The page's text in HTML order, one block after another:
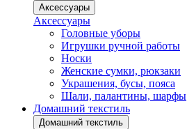
Аксессуары
Аксессуары
Головные уборы
Игрушки ручной работы
Носки
Женские сумки, рюкзаки
Украшения, бусы, пояса
Шали, палантины, шарфы
Домашний текстиль
Домашний текстиль